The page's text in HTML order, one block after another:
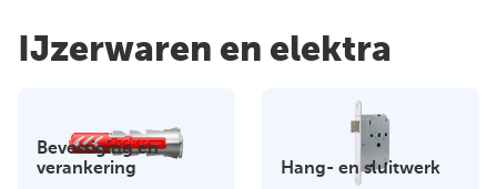
IJzerwaren en elektra
Bevestiging en
verankering
Hang- en sluitwerk